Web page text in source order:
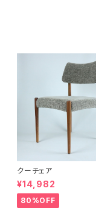
クーチェア
¥14,982
80%OFF